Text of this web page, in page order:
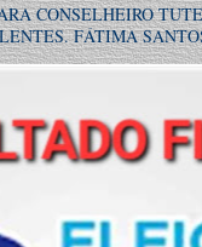
CONSELHEIRO
FÁTIMA